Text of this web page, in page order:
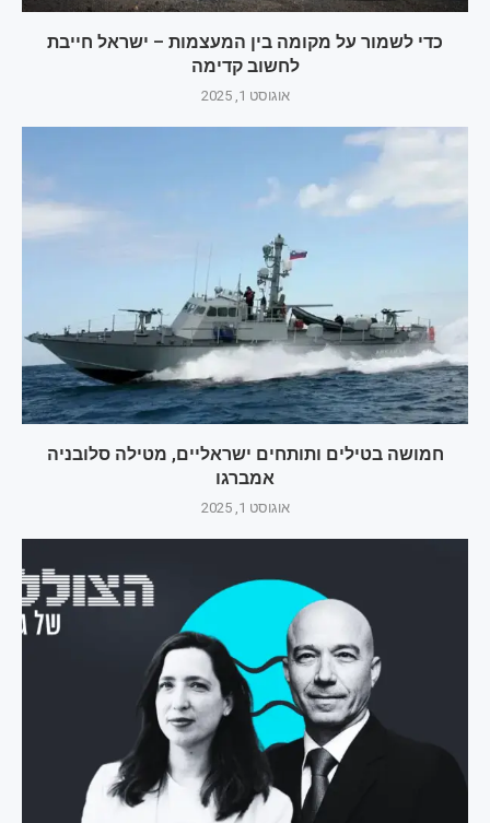
כדי לשמור על מקומה בין המעצמות – ישראל חייבת
לחשוב קדימה
אוגוסט 1, 2025
חמושה בטילים ותותחים ישראליים, מטילה סלובניה
אמברגו
אוגוסט 1, 2025